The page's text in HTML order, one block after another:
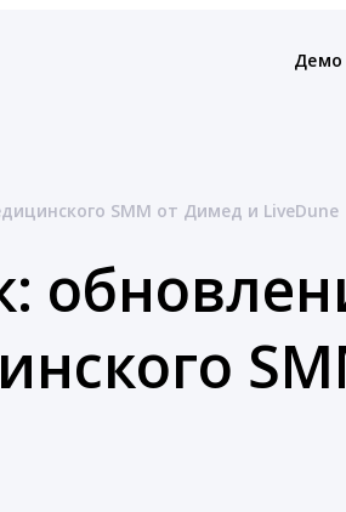
Демо
SMM от Димед и LiveDune